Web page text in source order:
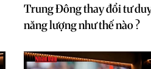
Trung Đông thay đổi tư
năng lượng như thế nào ?